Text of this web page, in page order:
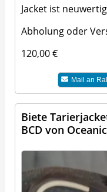
Jacket ist
Abholung oder
120,00 €
Mail an
Biete
BCD von